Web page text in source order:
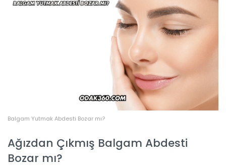
Balgam Yutmak Abdesti Bozar mı?
Ağızdan Çıkmış Balgam Abdesti
Bozar mı?